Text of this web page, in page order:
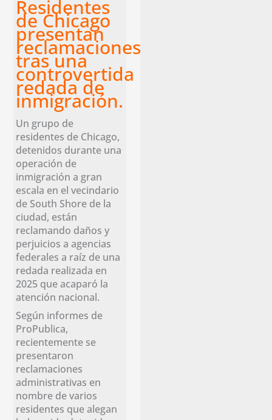
Residentes
de Chicago
presentan
reclamaciones
tras una
controvertida
redada de
inmigración.
Un grupo de
residentes de Chicago,
detenidos durante una
operación de
inmigración a gran
escala en el vecindario
de South Shore de la
ciudad, están
reclamando daños y
perjuicios a agencias
federales a raíz de una
redada realizada en
2025 que acaparó la
atención nacional.
Según informes de
ProPublica,
recientemente se
presentaron
reclamaciones
administrativas en
nombre de varios
residentes que alegan